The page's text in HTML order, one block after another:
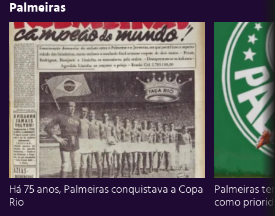
Palmeiras
Há 75 anos, Palmeiras conquistava a Copa
Rio
Palmeiras
como